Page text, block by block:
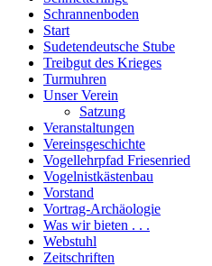
Schrannenboden
Start
Sudetendeutsche Stube
Treibgut des Krieges
Turmuhren
Unser Verein
Satzung
Veranstaltungen
Vereinsgeschichte
Vogellehrpfad Friesenried
Vogelnistkästenbau
Vorstand
Vortrag-Archäologie
Was wir bieten . . .
Webstuhl
Zeitschriften